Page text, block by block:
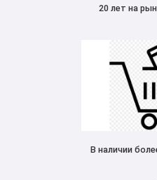
20 лет на
В наличии